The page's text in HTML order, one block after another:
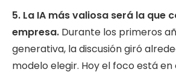
5. La IA más valiosa será la que
empresa. Durante los primeros
generativa, la discusión giró
modelo elegir. Hoy el foco está